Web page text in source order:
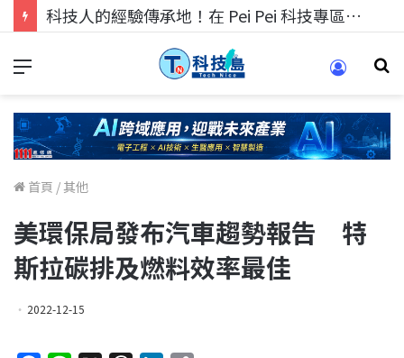
科技人的經驗傳承地！在 Pei Pei 科技專區，與學弟妹交流最硬核的技術
首頁 /其他
美環保局發布汽車趨勢報告 特
斯拉碳排及燃料效率最佳
2022-12-15